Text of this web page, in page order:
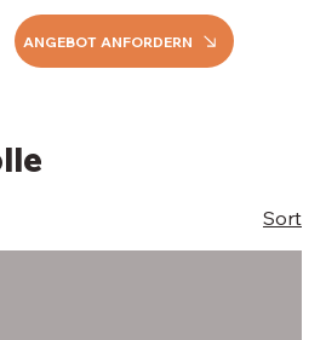
ANGEBOT ANFORDERN
Sort